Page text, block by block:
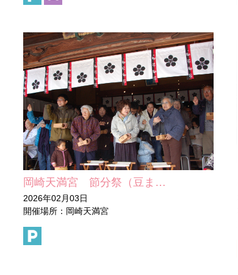
岡崎天満宮 節分祭（豆ま…
2026年02月03日
開催場所：岡崎天満宮